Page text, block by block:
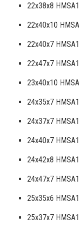
22x38x8
22x40x10
22x40x7
22x47x7
23x40x10
24x35x7
24x37x7
24x40x7
24x42x8
24x47x7
25x35x6
25x37x7